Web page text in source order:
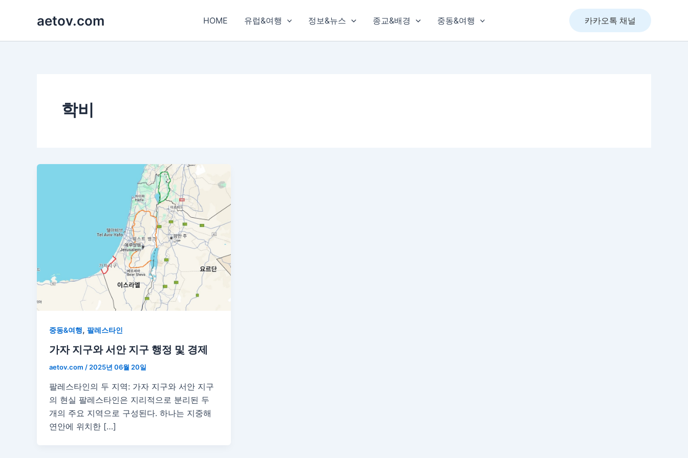
aetov.com HOME 유럽&여행 정보&뉴스 종교&배경 중동&여행 카카오톡 채널
학비
중동&여행, 팔레스타인
가자 지구와 서안 지구 행정 및 경제
aetov.com /2025년 06월 20일
팔레스타인의 두 지역: 가자 지구와 서안 지구
의 현실 팔레스타인은 지리적으로 분리된 두
개의 주요 지역으로 구성된다. 하나는 지중해
연안에 위치한 […]